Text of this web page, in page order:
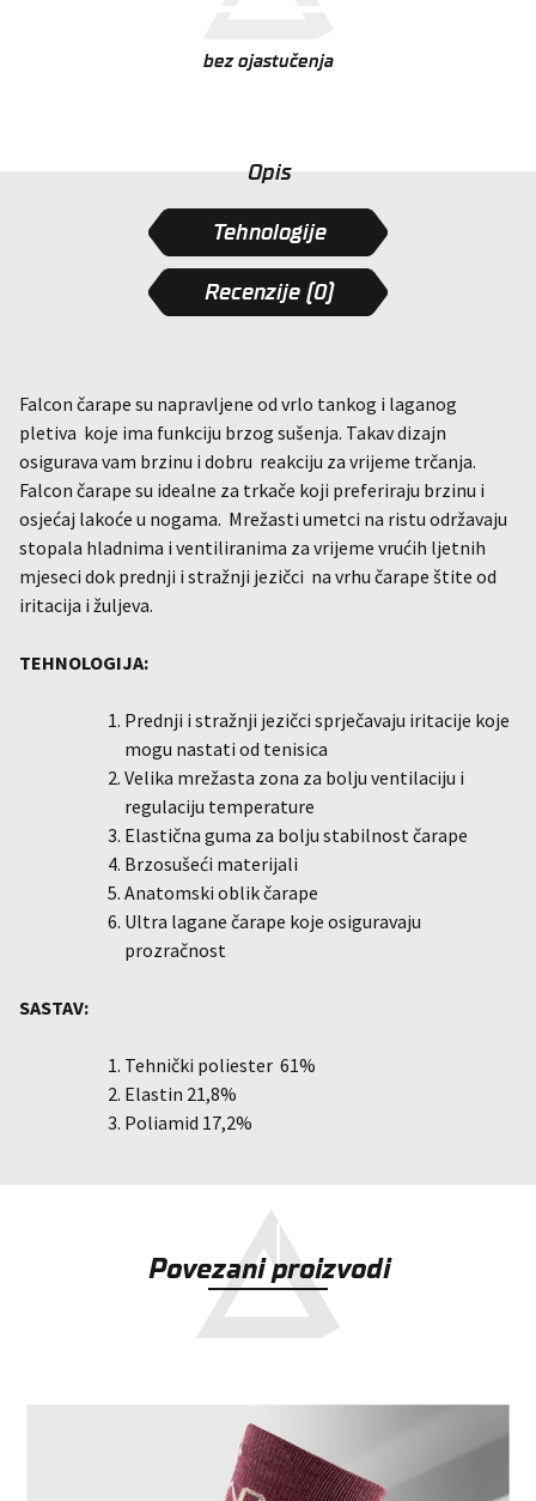
bez ojastučenja
Opis
Recenzije (0)
Tehnologije
Falcon čarape su napravljene od vrlo tankog i laganog
pletiva koje ima funkciju brzog sušenja. Takav dizajn
osigurava vam brzinu i dobru reakciju za vrijeme trčanja.
Falcon čarape su idealne za trkače koji preferiraju brzinu i
osjećaj lakoće u nogama. Mrežasti umetci na ristu održavaju
stopala hladnima i ventiliranima za vrijeme vrućih ljetnih
mjeseci dok prednji i stražnji jezičci na vrhu čarape štite od
iritacija i žuljeva.
TEHNOLOGIJA:
Prednji i stražnji jezičci sprječavaju iritacije koje
mogu nastati od tenisica
Velika mrežasta zona za bolju ventilaciju i
regulaciju temperature
Elastična guma za bolju stabilnost čarape
Brzosušeći materijali
Anatomski oblik čarape
Ultra lagane čarape koje osiguravaju
prozračnost
SASTAV:
Tehnički poliester 61%
Elastin 21,8%
Poliamid 17,2%
Povezani proizvodi